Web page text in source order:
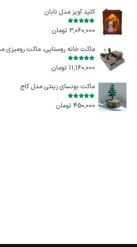
کلید آویز مدل تابان
امتیاز 5.00از 5
3,060,000 تومان
ماکت خانه روستایی، ماکت رومیزی
امتیاز 5.00از 5
11,160,000 تومان
ماکت بونسای زینتی مدل کاج
امتیاز از 5
450,000 تومان